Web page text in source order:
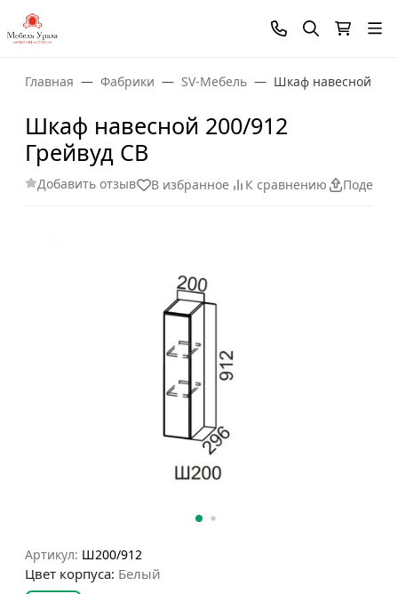
Главная Фабрики SV-Мебель Шкаф навесной
Шкаф навесной 200/912
Грейвуд СВ
Добавить отзыв В избранное К сравнению
Артикул: Ш200/912
Цвет корпуса: Белый